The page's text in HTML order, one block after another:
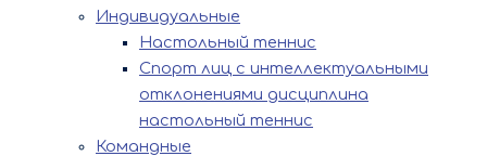
Индивидуальные
Настольный теннис
Спорт лиц с интеллектуальными
отклонениями дисциплина
настольный теннис
Командные